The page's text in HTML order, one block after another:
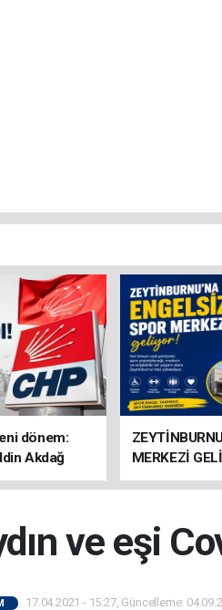
dönem:
Akdağ
MERKEZİ
ve eşi
17.04.2021 - 15:27, Güncelleme: